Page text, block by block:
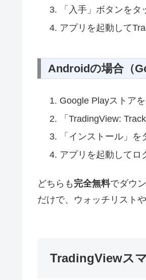
「入手」ボタンを
アプリを起動して
Androidの場合（
Google Playストア
「TradingView:
「インストール」を
アプリを起動してロ
どちらも 完全無料でダウ
だけで、ウォッチリスト
TradingViewス